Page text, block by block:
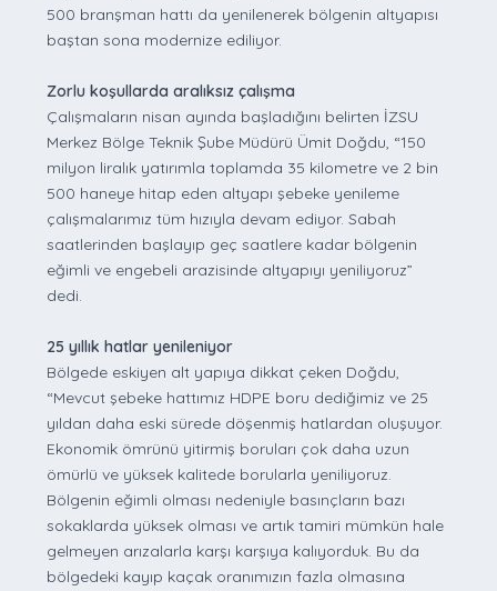
500 branşman hattı da yenilenerek bölgenin altyapısı
baştan sona modernize ediliyor.
Zorlu koşullarda aralıksız çalışma
Çalışmaların nisan ayında başladığını belirten İZSU
Merkez Bölge Teknik Şube Müdürü Ümit Doğdu, “150
milyon liralık yatırımla toplamda 35 kilometre ve 2 bin
500 haneye hitap eden altyapı şebeke yenileme
çalışmalarımız tüm hızıyla devam ediyor. Sabah
saatlerinden başlayıp geç saatlere kadar bölgenin
eğimli ve engebeli arazisinde altyapıyı yeniliyoruz”
dedi.
25 yıllık hatlar yenileniyor
Bölgede eskiyen alt yapıya dikkat çeken Doğdu,
“Mevcut şebeke hattımız HDPE boru dediğimiz ve 25
yıldan daha eski sürede döşenmiş hatlardan oluşuyor.
Ekonomik ömrünü yitirmiş boruları çok daha uzun
ömürlü ve yüksek kalitede borularla yeniliyoruz.
Bölgenin eğimli olması nedeniyle basınçların bazı
sokaklarda yüksek olması ve artık tamiri mümkün hale
gelmeyen arızalarla karşı karşıya kalıyorduk. Bu da
bölgedeki kayıp kaçak oranımızın fazla olmasına